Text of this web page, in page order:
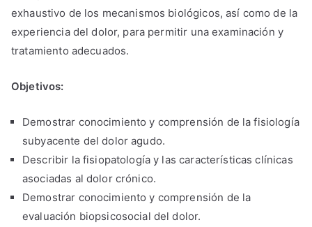
exhaustivo de los mecanismos biológicos, así como de la
experiencia del dolor, para permitir una examinación y
tratamiento adecuados.
Objetivos:
Demostrar conocimiento y comprensión de la fisiología
subyacente del dolor agudo.
Describir la fisiopatología y las características clínicas
asociadas al dolor crónico.
Demostrar conocimiento y comprensión de la
evaluación biopsicosocial del dolor.